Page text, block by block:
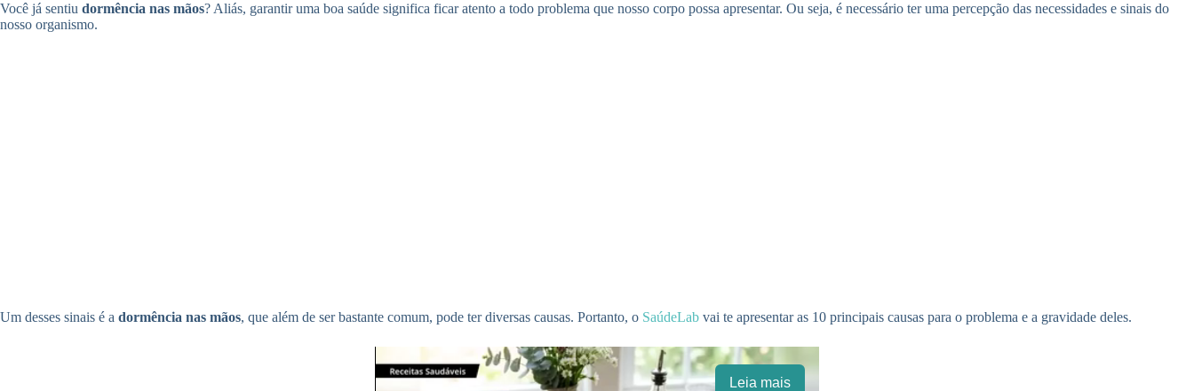
Você já sentiu dormência nas mãos? Aliás, garantir uma boa saúde significa ficar atento a todo problema que nosso corpo possa apresentar. Ou seja, é necessário ter uma percepção das necessidades e sinais do
nosso organismo.
Um desses sinais é a dormência nas mãos, que além de ser bastante comum, pode ter diversas causas. Portanto, o SaúdeLab vai te apresentar as 10 principais causas para o problema e a gravidade deles.
Leia mais